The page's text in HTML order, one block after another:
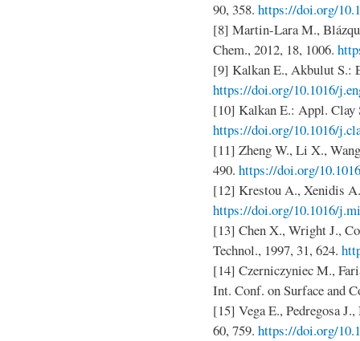
90, 358. https://doi.org/
[8] Martin-Lara M.,
Chem., 2012, 18, 1006.
[9] Kalkan E., Akbulut S.:
https://doi.org/10.1016/
[10] Kalkan E.: Appl. Clay
https://doi.org/10.1016/
[11] Zheng W., Li X.,
490. https://doi.org/
[12] Krestou A., Xenidis
https://doi.org/10.1016/
[13] Chen X., Wright J.,
Technol., 1997, 31, 624.
[14] Czerniczyniec M.,
Int. Conf. on Surface and
[15] Vega E., Pedregosa
60, 759. https://doi.org/